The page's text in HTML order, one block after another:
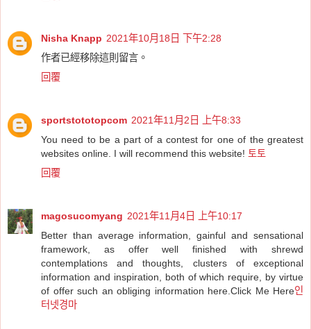
Nisha Knapp 2021年10月18日 下午2:28
作者已經移除這則留言。
回覆
sportstototopcom 2021年11月2日 上午8:33
You need to be a part of a contest for one of the greatest
websites online. I will recommend this website! 토토
回覆
magosucomyang 2021年11月4日 上午10:17
Better than average information, gainful and sensational
framework, as offer well finished with shrewd
contemplations and thoughts, clusters of exceptional
information and inspiration, both of which require, by virtue
of offer such an obliging information here.Click Me Here인
터넷경마